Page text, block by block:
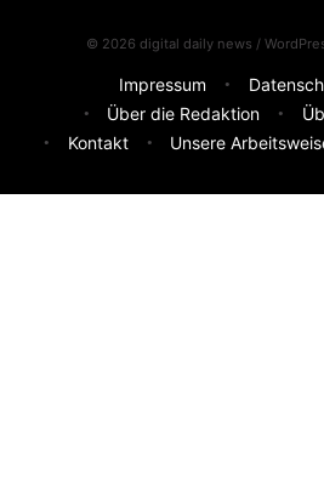
© 2026 digital daily news /
Impressum
Über die Redaktion
Kontakt
Unsere